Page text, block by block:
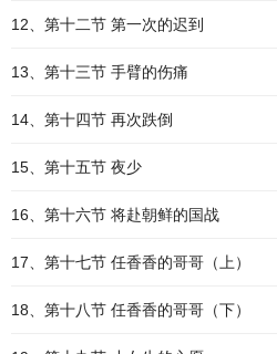
12、第十二节 第一次的迟到
13、第十三节 手臂的伤痛
14、第十四节 再次跌倒
15、第十五节 夜少
16、第十六节 将赴朝鲜的国战
17、第十七节 任香香的哥哥（上）
18、第十八节 任香香的哥哥（下）